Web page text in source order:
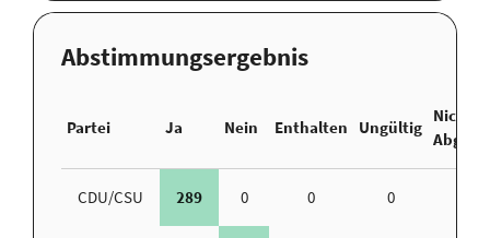
Abstimmungsergebnis
Partei Ja Nein Enthalten Ungültig
Nicht
CDU/CSU 289 0 0 0